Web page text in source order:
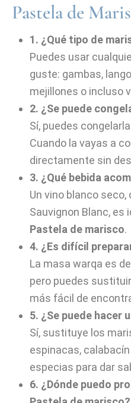
Pastela de
1. ¿Qué tipo de
Puedes usar
guste: gambas,
mejillones o incluso
2. ¿Se puede
Sí, puedes
Cuando la vayas a
directamente sin
3. ¿Qué bebida
Un vino blanco seco,
Sauvignon Blanc, es
Pastela de marisco.
4. ¿Es difícil
La masa warqa es
pero puedes
más fácil de
5. ¿Se puede hacer
Sí, sustituye los
espinacas,
especias para dar
6. ¿Dónde puedo